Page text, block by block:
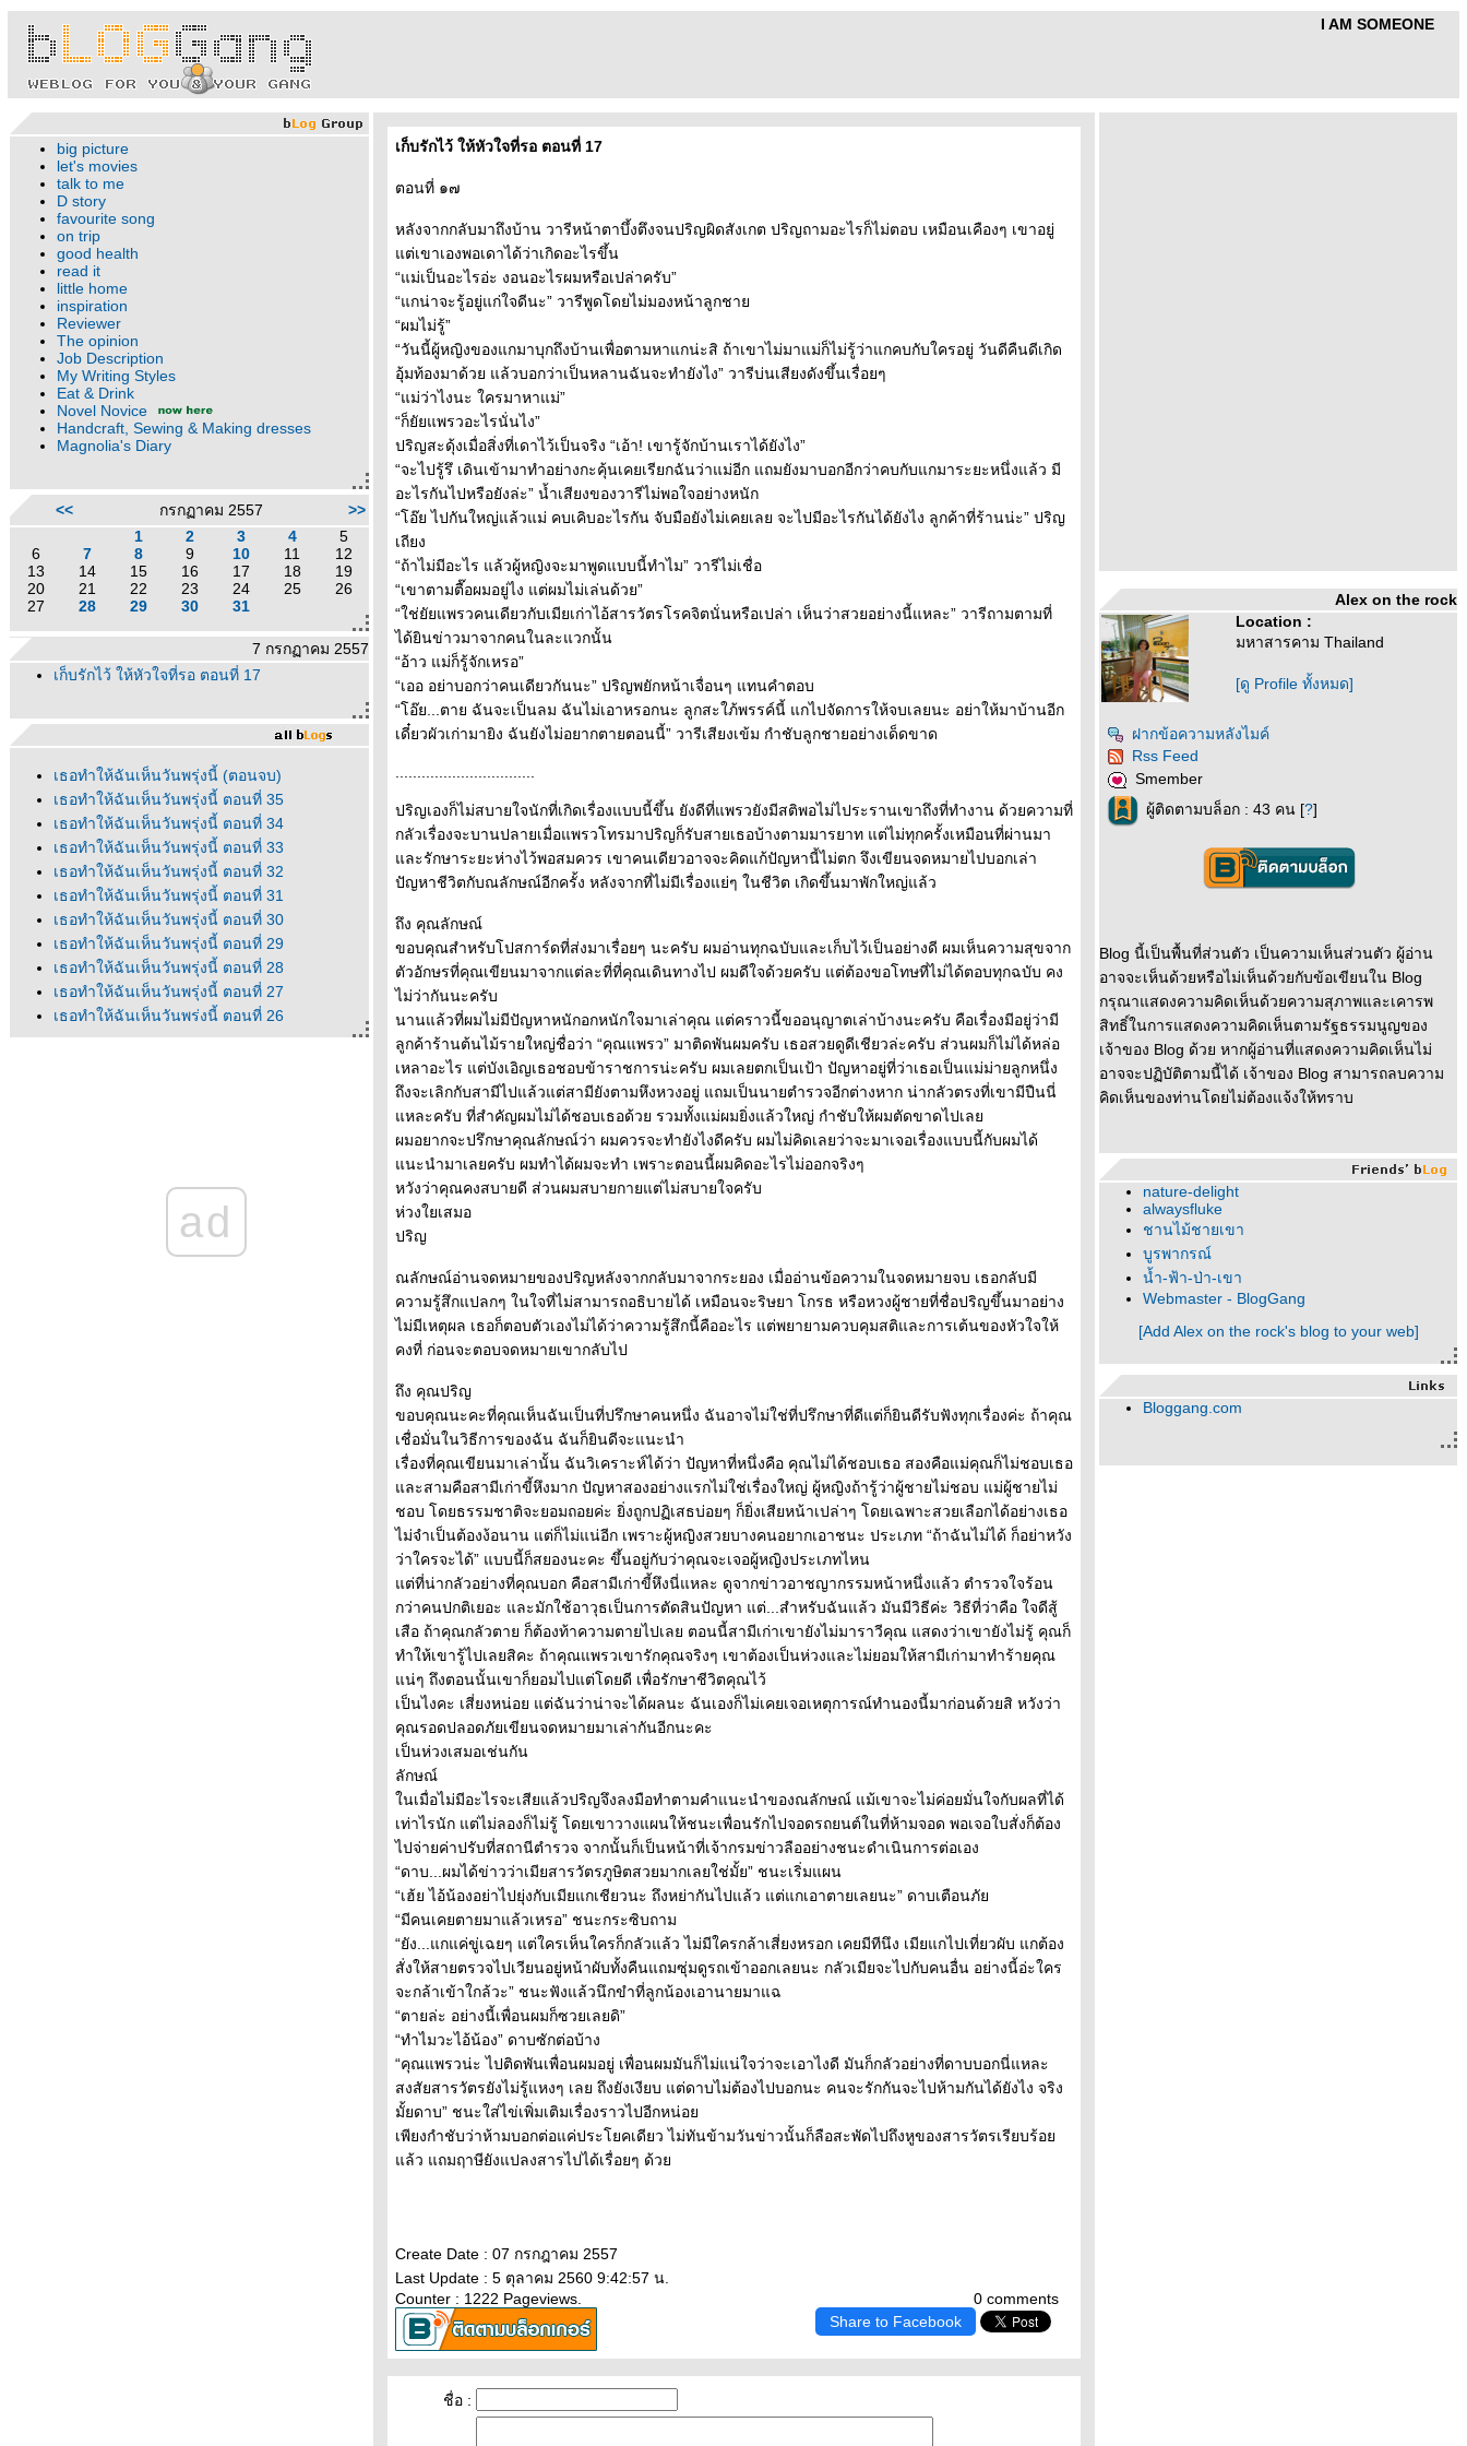
I AM SOMEONE
big picture
let's movies
talk to me
D story
favourite song
on trip
good health
read it
little home
inspiration
Reviewer
The opinion
Job Description
My Writing Styles
Eat & Drink
Novel Novice
Handcraft, Sewing & Making dresses
Magnolia's Diary
<< กรกฏาคม 2557
>>
1
2 3 4
5
6
7 8 9 10 11
12
13
14 15 16 17 18
19
20
21 22 23 24 25
26
27
28 29 30 31
7 กรกฏาคม 2557
เก็บรักไว้ ให้หัวใจที่รอ ตอนที่ 17
เธอทำให้ฉันเห็นวันพรุ่งนี้ (ตอนจบ)
เธอทำให้ฉันเห็นวันพรุ่งนี้ ตอนที่ 35
เธอทำให้ฉันเห็นวันพรุ่งนี้ ตอนที่ 34
เธอทำให้ฉันเห็นวันพรุ่งนี้ ตอนที่ 33
เธอทำให้ฉันเห็นวันพรุ่งนี้ ตอนที่ 32
เธอทำให้ฉันเห็นวันพรุ่งนี้ ตอนที่ 31
เธอทำให้ฉันเห็นวันพรุ่งนี้ ตอนที่ 30
เธอทำให้ฉันเห็นวันพรุ่งนี้ ตอนที่ 29
เธอทำให้ฉันเห็นวันพรุ่งนี้ ตอนที่ 28
เธอทำให้ฉันเห็นวันพรุ่งนี้ ตอนที่ 27
เธอทำให้ฉันเห็นวันพรุ่งนี้ ตอนที่ 26
เธอทำให้ฉันเห็นวันพรุ่งนี้ ตอนที่ 25
เธอทำให้ฉันเห็นวันพรุ่งนี้ ตอนที่ 19
เธอทำให้ฉันเห็นวันพรุ่งนี้ ตอนที่ 18
เธอทำให้ฉันเห็นวันพรุ่งนี้ ตอนที่ 17
เธอทำให้ฉันเห็นวันพรุ่งนี้ ตอนที่ 16
ad
เก็บรักไว้ ให้หัวใจที่รอ ตอนที่ 17
ตอนที่ ๑๗
หลังจากกลับมาถึงบ้าน วารีหน้าตาบึ้งตึงจนปริญผิดสังเกต ปริญถามอะไรก็ไม่ตอบ เหมือนเคืองๆ เขาอยู่
ต่เขาเองพอเดาได้ว่าเกิดอะไรขึ้น
“แม่เป็นอะไรอ่ะ งอนอะไรผมหรือเปล่าครับ”
“แกน่าจะรู้อยู่แก่ใจดีนะ” วารีพูดโดยไม่มองหน้าลูกชา
“ผมไม่รู้”
“วันนี้ผู้หญิงของแกมาบุกถึงบ้านเพื่อตามหาแกน่ะสิ ถ้าเขาไม่มาแม่ก็ไม่รู้ว่าแกคบกับใครอยู่ วันดีคืนดีเกิด
อุ้มท้องมาด้วย แล้วบอกว่าเป็นหลานฉันจะทำยังไง” วารีบ่นเสียงดังขึ้นเรื่อยๆ
“แม่ว่าไงนะ ใครมาหาแม่”
“ก็ยัยแพรวอะไรนั่นไง”
ปริญสะดุ้งเมื่อสิ่งที่เดาไว้เป็นจริง “เอ้า! เขารู้จักบ้านเราได้ยังไง”
“จะไปรู้รึ เดินเข้ามาทำอย่างกะคุ้นเคยเรียกฉันว่าแม่อีก แถมยังมาบอกอีกว่าคบกับแกมาระยะหนึ่งแล้ว มี
อะไรกันไปหรือยังล่ะ” น้ำเสียงของวารีไม่พอใจอย่างหนัก
“โอ๊ย ไปกันใหญ่แล้วแม่ คบเคิบอะไรกัน จับมือยังไม่เคยเลย จะไปมีอะไรกันได้ยังไง ลูกค้าที่ร้านน่ะ” ปริญ
เถียง
“ถ้าไม่มีอะไร แล้วผู้หญิงจะมาพูดแบบนี้ทำไม” วารีไม่เชื่อ
“เขาตามตื๊อผมอยู่ไง แต่ผมไม่เล่นด้วย”
“ใช่ยัยแพรวคนเดียวกับเมียเก่าไอ้สารวัตรโรคจิตนั่นหรือเปล่า เห็นว่าสวยอย่างนี้แหละ” วารีถามตามที่
ได้ยินข่าวมาจากคนในละแวกนั้น
“อ้าว แม่ก็รู้จักเหรอ”
“เออ อย่าบอกว่าคนเดียวกันนะ” ปริญพยักหน้าเจื่อนๆ แทนคำตอบ
“โอ๊ย...ตาย ฉันจะเป็นลม ฉันไม่เอาหรอกนะ ลูกสะใภ้พรรค์นี้ แกไปจัดการให้จบเลยนะ อย่าให้มาบ้านอีก
เดี๋ยวผัวเก่ามายิง ฉันยังไม่อยากตายตอนนี้” วารีเสียงเข้ม กำชับลูกชายอย่างเด็ดขาด
ปริญเองก็ไม่สบายใจนักที่เกิดเรื่องแบบนี้ขึ้น ยังดีที่แพรวยังมีสติพอไม่ไประรานเขาถึงที่ทำงาน ด้วยความที่
กลัวเรื่องจะบานปลายเมื่อแพรวโทรมาปริญก็รับสายเธอบ้างตามมารยาท แต่ไม่ทุกครั้งเหมือนที่ผ่านมา
ละรักษาระยะห่างไว้พอสมควร เขาคนเดียวอาจจะคิดแก้ปัญหานี้ไม่ตก จึงเขียนจดหมายไปบอกเล่า
ปัญหาชีวิตกับณลักษณ์อีกครั้ง หลังจากที่ไม่มีเรื่องแย่ๆ ในชีวิต เกิดขึ้นมาพักใหญ่แล้ว
ถึง คุณลักษณ์
ขอบคุณสำหรับโปสการ์ดที่ส่งมาเรื่อยๆ นะครับ ผมอ่านทุกฉบับและเก็บไว้เป็นอย่างดี ผมเห็นความสุขจาก
ตัวอักษรที่คุณเขียนมาจากแต่ละที่ที่คุณเดินทางไป ผมดีใจด้วยครับ แต่ต้องขอโทษที่ไม่ได้ตอบทุกฉบับ คง
ไม่ว่ากันนะครับ
นานแล้วที่ผมไม่มีปัญหาหนักอกหนักใจมาเล่าคุณ แต่คราวนี้ขออนุญาตเล่าบ้างนะครับ คือเรื่องมีอยู่ว่ามี
ลูกค้าร้านต้นไม้รายใหญ่ชื่อว่า “คุณแพรว” มาติดพันผมครับ เธอสวยดูดีเชียวล่ะครับ ส่วนผมก็ไม่ได้หล่อ
เหลาอะไร แต่บังเอิญเธอชอบข้าราชการน่ะครับ ผมเลยตกเป็นเป้า ปัญหาอยู่ที่ว่าเธอเป็นแม่ม่ายลูกหนึ่ง
ถึงจะเลิกกับสามีไปแล้วแต่สามียังตามหึงหวงอยู่ แถมเป็นนายตำรวจอีกต่างหาก น่ากลัวตรงที่เขามีปืนนี่
หละครับ ที่สำคัญผมไม่ได้ชอบเธอด้วย รวมทั้งแม่ผมยิ่งแล้วใหญ่ กำชับให้ผมตัดขาดไปเล
ผมอยากจะปรึกษาคุณลักษณ์ว่า ผมควรจะทำยังไงดีครับ ผมไม่คิดเลยว่าจะมาเจอเรื่องแบบนี้กับผมได้
นะนำมาเลยครับ ผมทำได้ผมจะทำ เพราะตอนนี้ผมคิดอะไรไม่ออกจริงๆ
หวังว่าคุณคงสบายดี ส่วนผมสบายกายแต่ไม่สบายใจครับ
ห่วงใยเสมอ
ปริญ
ณลักษณ์อ่านจดหมายของปริญหลังจากกลับมาจากระยอง เมื่ออ่านข้อความในจดหมายจบ เธอกลับมี
ความรู้สึกแปลกๆ ในใจที่ไม่สามารถอธิบายได้ เหมือนจะริษยา โกรธ หรือหวงผู้ชายที่ชื่อปริญขึ้นมาอย่าง
ไม่มีเหตุผล เธอก็ตอบตัวเองไม่ได้ว่าความรู้สึกนี้คืออะไร แต่พยายามควบคุมสติและการเต้นของหัวใจให้
คงที่ ก่อนจะตอบจดหมายเขากลับไป
ถึง คุณปริญ
ขอบคุณนะคะที่คุณเห็นฉันเป็นที่ปรึกษาคนหนึ่ง ฉันอาจไม่ใช่ที่ปรึกษาที่ดีแต่ก็ยินดีรับฟังทุกเรื่องค่ะ ถ้าคุณ
เชื่อมั่นในวิธีการของฉัน ฉันก็ยินดีจะแนะนำ
เรื่องที่คุณเขียนมาเล่านั้น ฉันวิเคราะห์ได้ว่า ปัญหาที่หนึ่งคือ คุณไม่ได้ชอบเธอ สองคือแม่คุณก็ไม่ชอบเธอ
ละสามคือสามีเก่าขี้หึงมาก ปัญหาสองอย่างแรกไม่ใช่เรื่องใหญ่ ผู้หญิงถ้ารู้ว่าผู้ชายไม่ชอบ แม่ผู้ชายไม่
ชอบ โดยธรรมชาติจะยอมถอยค่ะ ยิ่งถูกปฏิเสธบ่อยๆ ก็ยิ่งเสียหน้าเปล่าๆ โดยเฉพาะสวยเลือกได้อย่างเธอ
ไม่จำเป็นต้องง้อนาน แต่ก็ไม่แน่อีก เพราะผู้หญิงสวยบางคนอยากเอาชนะ ประเภท “ถ้าฉันไม่ได้ ก็อย่าหวัง
ว่าใครจะได้” แบบนี้ก็สยองนะคะ ขึ้นอยู่กับว่าคุณจะเจอผู้หญิงประเภทไหน
ต่ที่น่ากลัวอย่างที่คุณบอก คือสามีเก่าขี้หึงนี่แหละ ดูจากข่าวอาชญากรรมหน้าหนึ่งแล้ว ตำรวจใจร้อน
กว่าคนปกติเยอะ และมักใช้อาวุธเป็นการตัดสินปัญหา แต่...สำหรับฉันแล้ว มันมีวิธีค่ะ วิธีที่ว่าคือ ใจดีสู้
เสือ ถ้าคุณกลัวตาย ก็ต้องท้าความตายไปเลย ตอนนี้สามีเก่าเขายังไม่มาราวีคุณ แสดงว่าเขายังไม่รู้ คุณก็
ทำให้เขารู้ไปเลยสิคะ ถ้าคุณแพรวเขารักคุณจริงๆ เขาต้องเป็นห่วงและไม่ยอมให้สามีเก่ามาทำร้ายคุณ
น่ๆ ถึงตอนนั้นเขาก็ยอมไปแต่โดยดี เพื่อรักษาชีวิตคุณไว้
เป็นไงคะ เสี่ยงหน่อย แต่ฉันว่าน่าจะได้ผลนะ ฉันเองก็ไม่เคยเจอเหตุการณ์ทำนองนี้มาก่อนด้วยสิ หวังว่า
คุณรอดปลอดภัยเขียนจดหมายมาเล่ากันอีกนะคะ
เป็นห่วงเสมอเช่นกัน
ลักษณ์
นเมื่อไม่มีอะไรจะเสียแล้วปริญจึงลงมือทำตามคำแนะนำของณลักษณ์ แม้เขาจะไม่ค่อยมั่นใจกับผลที่ได้
เท่าไรนัก แต่ไม่ลองก็ไม่รู้ โดยเขาวางแผนให้ชนะเพื่อนรักไปจอดรถยนต์ในที่ห้ามจอด พอเจอใบสั่งก็ต้อง
ไปจ่ายค่าปรับที่สถานีตำรวจ จากนั้นก็เป็นหน้าที่เจ้ากรมข่าวลืออย่างชนะดำเนินการต่อเอง
“ดาบ...ผมได้ข่าวว่าเมียสารวัตรภูษิตสวยมากเลยใช่มั้ย” ชนะเริ่มแผน
“เฮ้ย ไอ้น้องอย่าไปยุ่งกับเมียแกเชียวนะ ถึงหย่ากันไปแล้ว แต่แกเอาตายเลยนะ” ดาบเตือนภั
“มีคนเคยตายมาแล้วเหรอ” ชนะกระซิบถาม
“ยัง...แกแค่ขู่เฉยๆ แต่ใครเห็นใครก็กลัวแล้ว ไม่มีใครกล้าเสี่ยงหรอก เคยมีทีนึง เมียแกไปเที่ยวผับ แกต้อง
สั่งให้สายตรวจไปเวียนอยู่หน้าผับทั้งคืนแถมซุ่มดูรถเข้าออกเลยนะ กลัวเมียจะไปกับคนอื่น อย่างนี้อ่ะใคร
จะกล้าเข้าใกล้วะ” ชนะฟังแล้วนึกขำที่ลูกน้องเอานายมาแฉ
“ตายล่ะ อย่างนี้เพื่อนผมก็ซวยเลยดิ”
“ทำไมวะไอ้น้อง” ดาบซักต่อบ้าง
“คุณแพรวน่ะ ไปติดพันเพื่อนผมอยู่ เพื่อนผมมันก็ไม่แน่ใจว่าจะเอาไงดี มันก็กลัวอย่างที่ดาบบอกนี่แหละ
สงสัยสารวัตรยังไม่รู้แหงๆ เลย ถึงยังเงียบ แต่ดาบไม่ต้องไปบอกนะ คนจะรักกันจะไปห้ามกันได้ยังไง จริง
มั้ยดาบ” ชนะใส่ไข่เพิ่มเติมเรื่องราวไปอีกหน่อ
เพียงกำชับว่าห้ามบอกต่อแค่ประโยคเดียว ไม่ทันข้ามวันข่าวนั้นก็ลือสะพัดไปถึงหูของสารวัตรเรียบร้อ
ล้ว แถมฤาษียังแปลงสารไปได้เรื่อยๆ ด้ว
Create Date : 07 กรกฎาคม 2557
Last Update : 5 ตุลาคม 2560 9:42:57 น.
0 comments
Counter : 1222 Pageviews.
Share to Facebook
ชื่อ :
Alex on the rock
Location :
มหาสารคาม Thailand
[ดู Profile ทั้งหมด]
ฝากข้อความหลังไมค์
Rss Feed
Smember
ผู้ติดตามบล็อก : 43 คน [?]
Blog นี้เป็นพื้นที่ส่วนตัว เป็นความเห็นส่วนตัว ผู้อ่าน
อาจจะเห็นด้วยหรือไม่เห็นด้วยกับข้อเขียนใน Blog
กรุณาแสดงความคิดเห็นด้วยความสุภาพและเคารพ
สิทธิ์ในการแสดงความคิดเห็นตามรัฐธรรมนูญของ
เจ้าของ Blog ด้วย หากผู้อ่านที่แสดงความคิดเห็นไม่
อาจจะปฏิบัติตามนี้ได้ เจ้าของ Blog สามารถลบความ
คิดเห็นของท่านโดยไม่ต้องแจ้งให้ทราบ
nature-delight
alwaysfluke
ชานไม้ชายเขา
บูรพากรณ์
น้ำ-ฟ้า-ป่า-เขา
Webmaster - BlogGang
[Add Alex on the rock's blog to your web]
Bloggang.com